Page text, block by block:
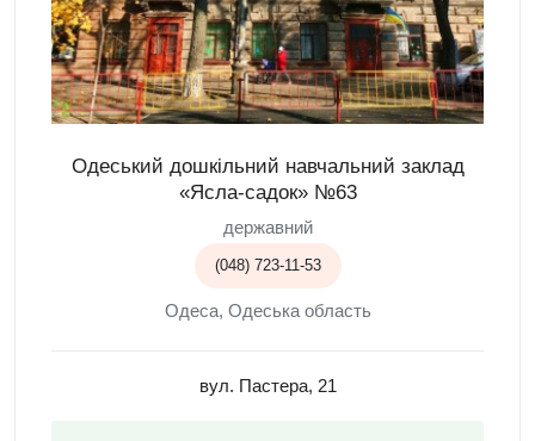
Одеський дошкільний навчальний заклад
«Ясла-садок» №63
державний
(048) 723-11-53
Одеса, Одеська область
вул. Пастера, 21